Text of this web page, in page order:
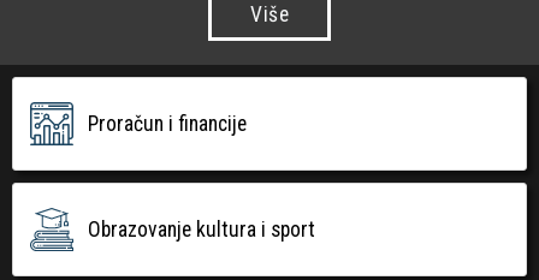
Više
Proračun i financije
Obrazovanje kultura i sport